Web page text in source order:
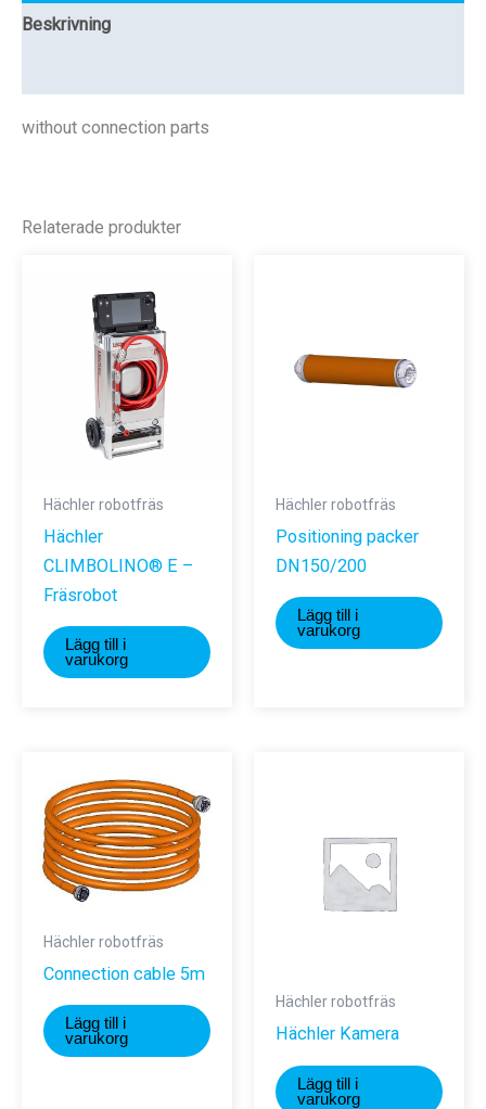
Beskrivning
without connection parts
Relaterade produkter
Hächler robotfräs
Hächler
CLIMBOLINO® E –
Fräsrobot
Lägg till i
varukorg
Hächler robotfräs
Positioning packer
DN150/200
Lägg till i
varukorg
Hächler robotfräs
Connection cable 5m
Lägg till i
varukorg
Hächler robotfräs
Hächler Kamera
Lägg till i
varukorg